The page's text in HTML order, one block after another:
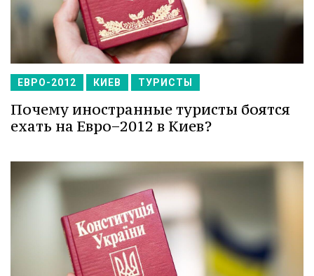
ЕВРО-2012 КИЕВ ТУРИСТЫ
Почему иностранные туристы боятся
ехать на Евро−2012 в Киев?